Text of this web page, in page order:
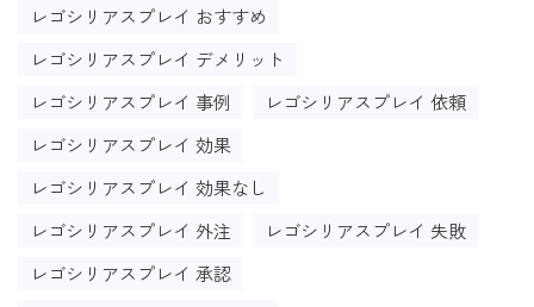
レゴシリアスプレイ おすすめ
レゴシリアスプレイ デメリット
レゴシリアスプレイ 事例
レゴシリアスプレイ 依頼
レゴシリアスプレイ 効果
レゴシリアスプレイ 効果なし
レゴシリアスプレイ 外注
レゴシリアスプレイ 失敗
レゴシリアスプレイ 承認